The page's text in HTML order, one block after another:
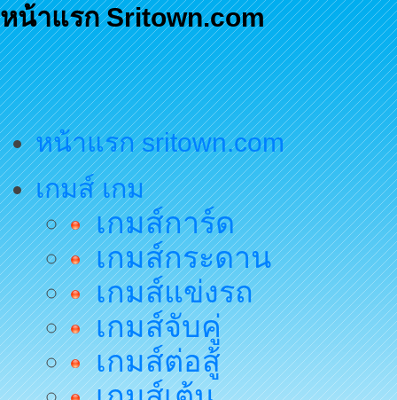
หน้าแรก Sritown.com
หน้าแรก sritown.com
เกมส์ เกม
เกมส์การ์ด
เกมส์กระดาน
เกมส์แข่งรถ
เกมส์จับคู่
เกมส์ต่อสู้